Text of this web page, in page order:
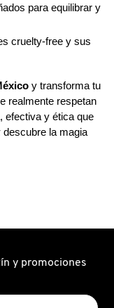
para equilibrar y
cruelty-free y sus
y transforma tu
realmente respetan
efectiva y ética que
descubre la magia
y promociones